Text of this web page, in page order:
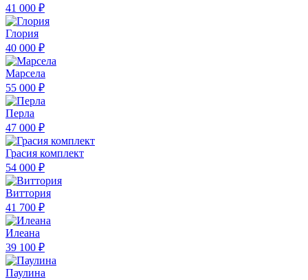
41 000 ₽
Глория
40 000 ₽
Марсела
55 000 ₽
Перла
47 000 ₽
Грасия комплект
54 000 ₽
Виттория
41 700 ₽
Илеана
39 100 ₽
Паулина